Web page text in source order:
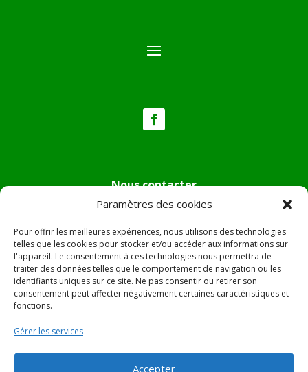
Paramètres des cookies
Pour offrir les meilleures expériences, nous utilisons des technologies
telles que les cookies pour stocker et/ou accéder aux informations sur
l'appareil. Le consentement à ces technologies nous permettra de
traiter des données telles que le comportement de navigation ou les
identifiants uniques sur ce site. Ne pas consentir ou retirer son
consentement peut affecter négativement certaines caractéristiques et
fonctions.
Gérer les services
Accepter
Nous contacter
Tél :04.95.36.24.02
Mail:
mairie.pietradiverde@wanadoo.fr
Adresse :Hôtel de ville de Pietra di Verde
Le village
20230 Pietra di Verde
© 2022 Mairie de Pietra Di Verde – Réalisation